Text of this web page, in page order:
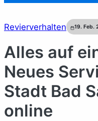
Revierverhalten 19. Feb.
Alles auf
Neues
Stadt Bad
online